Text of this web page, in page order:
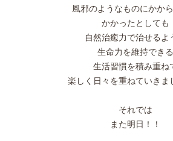
風邪のようなものにかか
かかったとしても
自然治癒力で治せるよ
生命力を維持できる
生活習慣を積み重ね
楽しく日々を重ねていきま
それでは
また明日！！